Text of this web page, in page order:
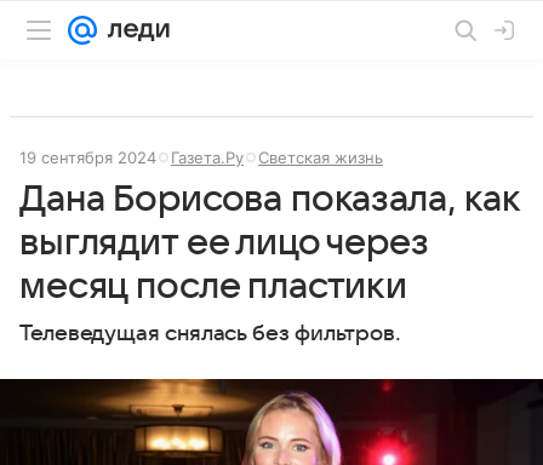
19 сентября 2024 Газета.Ру Светская жизнь
Дана Борисова показала, как
выглядит ее лицо через
месяц после пластики
Телеведущая снялась без фильтров.